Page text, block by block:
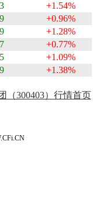
+1.54%
+0.96%
+1.28%
+0.77%
+1.09%
+1.38%
（300403）行情首页